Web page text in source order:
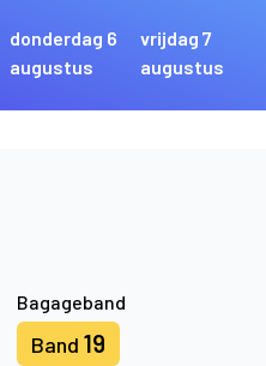
donderdag 6
augustus
vrijdag 7
augustus
Bagageband
Band 19